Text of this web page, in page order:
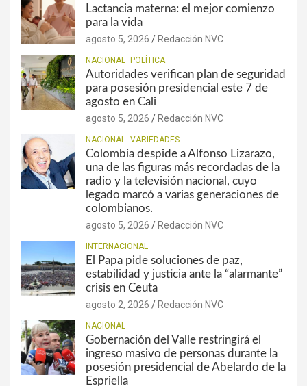
Lactancia materna: el mejor comienzo
para la vida
agosto 5, 2026 Redacción NVC
NACIONAL POLÍTICA
Autoridades verifican plan de seguridad
para posesión presidencial este 7 de
agosto en Cali
agosto 5, 2026 Redacción NVC
NACIONAL VARIEDADES
Colombia despide a Alfonso Lizarazo,
una de las figuras más recordadas de la
radio y la televisión nacional, cuyo
legado marcó a varias generaciones de
colombianos.
agosto 5, 2026 Redacción NVC
INTERNACIONAL
El Papa pide soluciones de paz,
estabilidad y justicia ante la “alarmante”
crisis en Ceuta
agosto 2, 2026 Redacción NVC
NACIONAL
Gobernación del Valle restringirá el
ingreso masivo de personas durante la
posesión presidencial de Abelardo de la
Espriella